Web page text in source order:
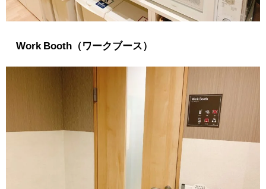
Work Booth（ワークブース）